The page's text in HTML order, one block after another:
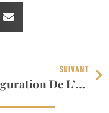
SUIVANT
Inauguration De L’épiSéry Du Bouillon